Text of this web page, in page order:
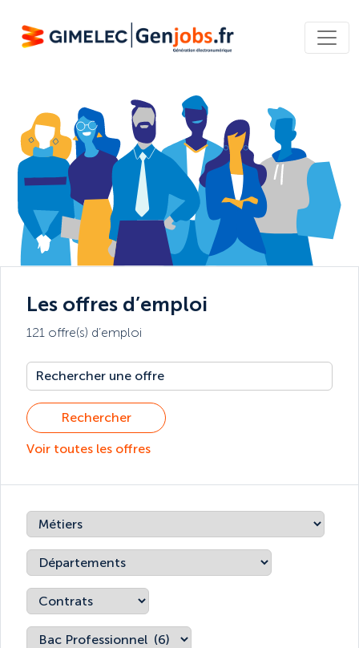
Les offres d’emploi
121 offre(s) d’emploi
Rechercher
Voir toutes les offres